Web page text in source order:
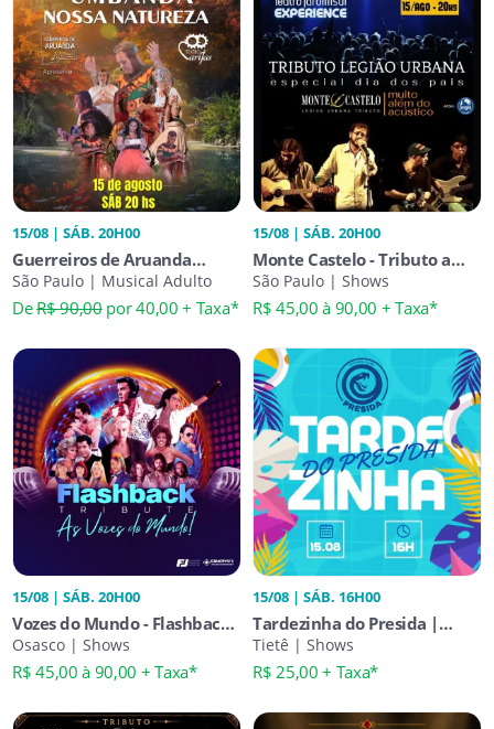
15/08 | SÁB. 20H00
Guerreiros de Aruanda
Apresenta | Umbanda -
Nossa Natureza
São Paulo | Musical Adulto
DeR$ 90,00por 40,00 + Taxa*
15/08 | SÁB. 20H00
Monte Castelo - Tributo a
Legião Urbana
São Paulo | Shows
R$ 45,00 à 90,00 + Taxa*
15/08 | SÁB. 20H00
Vozes do Mundo - Flashback
Tribute em Osasco
Osasco | Shows
R$ 45,00 à 90,00 + Taxa*
15/08 | SÁB. 16H00
Tardezinha do Presida |
Edição Especial: Ao Vivo
Tietê | Shows
R$ 25,00 + Taxa*